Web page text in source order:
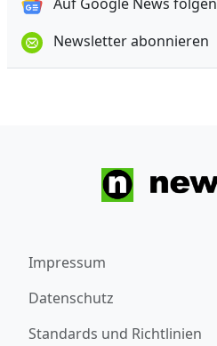
Auf Google News folgen
Newsletter abonnieren
Impressum
Datenschutz
Standards und Richtlinien